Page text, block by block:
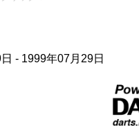
- 1999年07月29日